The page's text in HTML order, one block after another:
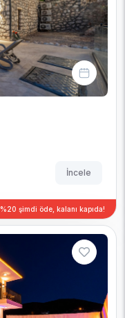
İncele
%20 şimdi öde, kalanı kapıda!